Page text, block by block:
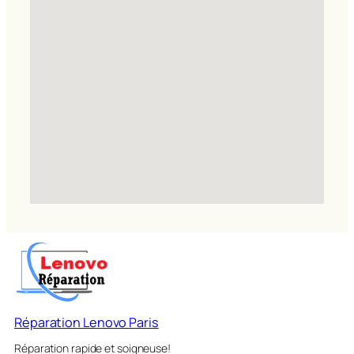
Réparation Lenovo Paris
Réparation rapide et soigneuse!